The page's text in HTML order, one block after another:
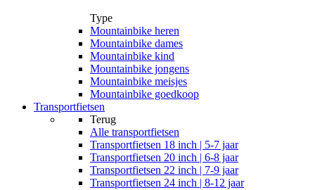
Type
Mountainbike heren
Mountainbike dames
Mountainbike kind
Mountainbike jongens
Mountainbike meisjes
Mountainbike goedkoop
Transportfietsen
Terug
Alle transportfietsen
Transportfietsen 18 inch | 5-7 jaar
Transportfietsen 20 inch | 6-8 jaar
Transportfietsen 22 inch | 7-9 jaar
Transportfietsen 24 inch | 8-12 jaar